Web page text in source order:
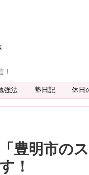
強法 塾日記 休日
豊明市の
！